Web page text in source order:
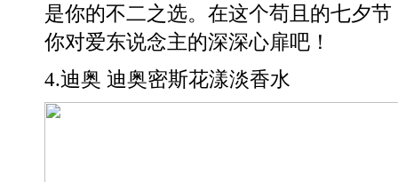
是你的不二之选。在这个苟且的七夕
你对爱东说念主的深深心扉吧！
4.迪奥 迪奥密斯花漾淡香水